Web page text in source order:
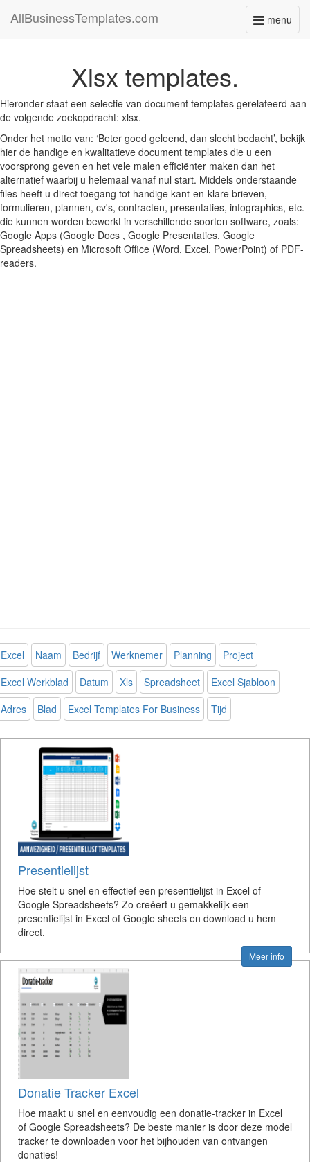
menu
Toggle
AllBusinessTemplates.com
Xlsx templates.
Hieronder staat een selectie van document templates gerelateerd aan
de volgende zoekopdracht: xlsx.
Onder het motto van: ‘Beter goed geleend, dan slecht bedacht’, bekijk
hier de handige en kwalitatieve document templates die u een
voorsprong geven en het vele malen efficiënter maken dan het
alternatief waarbij u helemaal vanaf nul start. Middels onderstaande
files heeft u direct toegang tot handige kant-en-klare brieven,
formulieren, plannen, cv's, contracten, presentaties, infographics, etc.
die kunnen worden bewerkt in verschillende soorten software, zoals:
Google Apps (Google Docs , Google Presentaties, Google
Spreadsheets) en Microsoft Office (Word, Excel, PowerPoint) of PDF-
readers.
Excel Naam Bedrijf Werknemer Planning
Project
Excel Werkblad
Datum Xls Spreadsheet
Excel Sjabloon
Adres
Blad Excel Templates For Business Tijd
Presentielijst
Hoe stelt u snel en effectief een presentielijst in Excel of
Google Spreadsheets? Zo creëert u gemakkelijk een
presentielijst in Excel of Google sheets en download u hem
direct.
Meer info
Donatie Tracker Excel
Hoe maakt u snel en eenvoudig een donatie-tracker in Excel
of Google Spreadsheets? De beste manier is door deze model
tracker te downloaden voor het bijhouden van ontvangen
donaties!